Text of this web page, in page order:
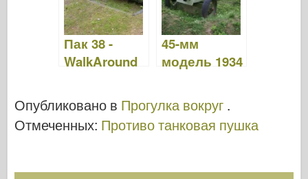
Пак 38 -
WalkAround
45-мм
модель 1934
Опубликовано в Прогулка вокруг .
Отмеченных: Противо танковая пушка